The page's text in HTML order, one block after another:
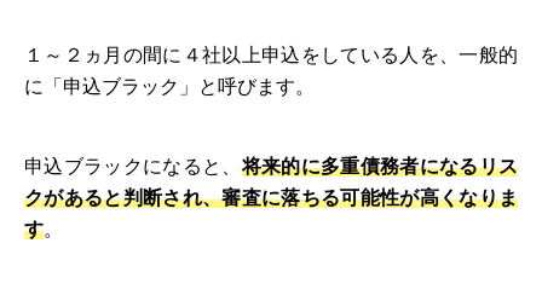
１～２ヵ月の間に４社以上申込をしている人を、一般的
に「申込ブラック」と呼びます。
申込ブラックになると、将来的に多重債務者になるリス
クがあると判断され、審査に落ちる可能性が高くなりま
す。